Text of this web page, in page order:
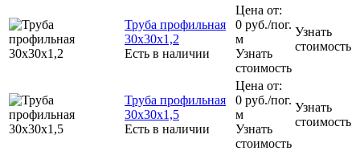
Труба профильная
30x30x1,2
Есть в наличии
Цена от:
0 руб./пог.
м
Узнать
стоимость
Узнать
стоимость
Труба профильная
30х30х1,5
Есть в наличии
Цена от:
0 руб./пог.
м
Узнать
стоимость
Узнать
стоимость